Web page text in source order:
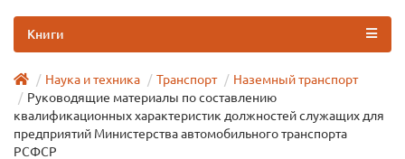
Книги
Наука и техника Транспорт
Наземный транспорт
Руководящие материалы по составлению
квалификационных характеристик должностей служащих для
предприятий Министерства автомобильного транспорта
РСФСР